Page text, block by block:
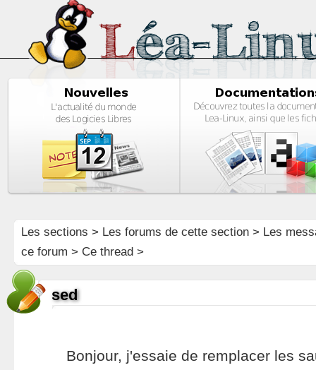
Les sections > Les forums de cette section> Les
ce forum > Ce thread >
sed
Bonjour, j'essaie de remplacer les